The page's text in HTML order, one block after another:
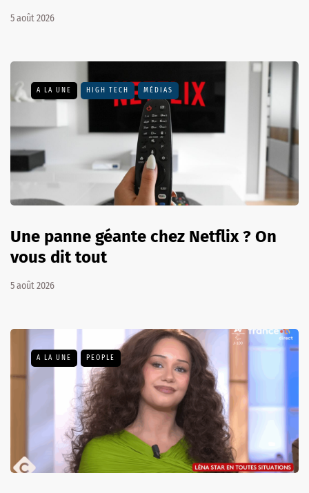
5 août 2026
A LA UNE HIGH TECH MÉDIAS
Une panne géante chez Netflix ? On
vous dit tout
5 août 2026
A LA UNE PEOPLE